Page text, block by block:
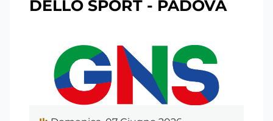
DELLO SPORT - PADOVA